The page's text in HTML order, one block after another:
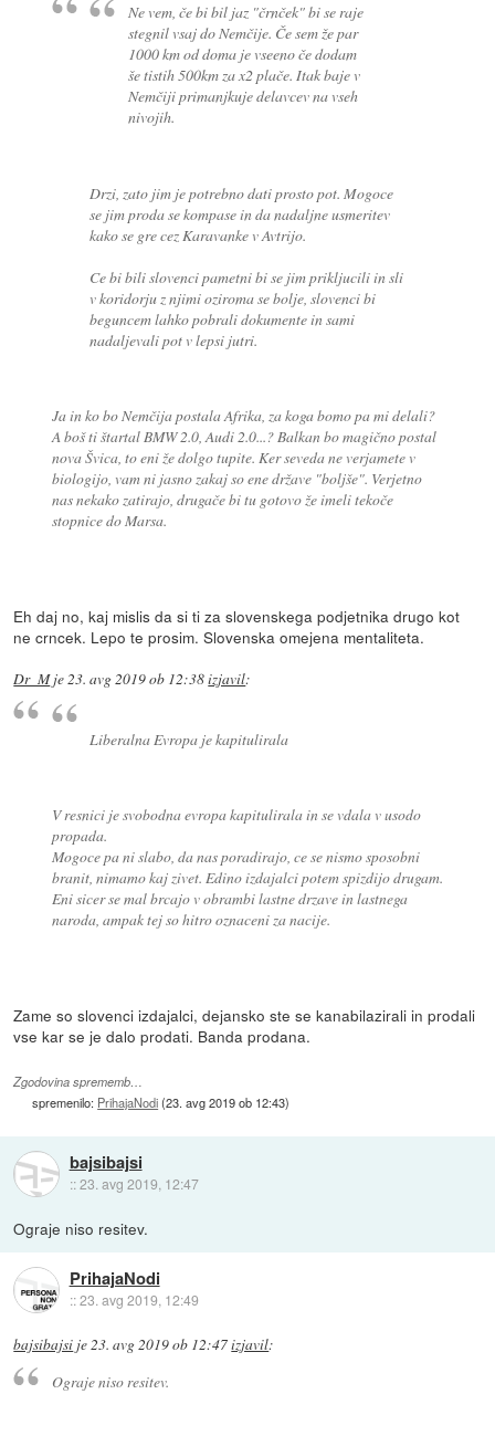
Ne vem, če bi bil jaz "črnček" bi se raje
stegnil vsaj do Nemčije. Če sem že par
1000 km od doma je vseeno če dodam
še tistih 500km za x2 plače. Itak baje v
Nemčiji primanjkuje delavcev na vseh
nivojih.
Drzi, zato jim je potrebno dati prosto pot. Mogoce
se jim proda se kompase in da nadaljne usmeritev
kako se gre cez Karavanke v Avtrijo.
Ce bi bili slovenci pametni bi se jim prikljucili in sli
v koridorju z njimi oziroma se bolje, slovenci bi
beguncem lahko pobrali dokumente in sami
nadaljevali pot v lepsi jutri.
Ja in ko bo Nemčija postala Afrika, za koga bomo pa mi delali?
A boš ti štartal BMW 2.0, Audi 2.0...? Balkan bo magično postal
nova Švica, to eni že dolgo tupite. Ker seveda ne verjamete v
biologijo, vam ni jasno zakaj so ene države "boljše". Verjetno
nas nekako zatirajo, drugače bi tu gotovo že imeli tekoče
stopnice do Marsa.
Eh daj no, kaj mislis da si ti za slovenskega podjetnika drugo kot
ne crncek. Lepo te prosim. Slovenska omejena mentaliteta.
Dr_Mje 23. avg 2019 ob 12:38izjavil:
Liberalna Evropa je kapitulirala
V resnici je svobodna evropa kapitulirala in se vdala v usodo
propada.
Mogoce pa ni slabo, da nas poradirajo, ce se nismo sposobni
branit, nimamo kaj zivet. Edino izdajalci potem spizdijo drugam.
Eni sicer se mal brcajo v obrambi lastne drzave in lastnega
naroda, ampak tej so hitro oznaceni za nacije.
Zame so slovenci izdajalci, dejansko ste se kanabilazirali in prodali
vse kar se je dalo prodati. Banda prodana.
Zgodovina sprememb…
spremenilo: PrihajaNodi(23. avg 2019 ob 12:43)
bajsibajsi
::23. avg 2019, 12:47
Ograje niso resitev.
PrihajaNodi
::23. avg 2019, 12:49
bajsibajsi je23. avg 2019 ob 12:47izjavil:
Ograje niso resitev.